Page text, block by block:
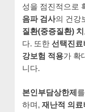
성을 점진적으로
음파 검사의 건강
질환(중증질환)
다. 또한 선택진료
강보험 적용가 확
니다.
본인부담상한제
하며, 재난적 의료